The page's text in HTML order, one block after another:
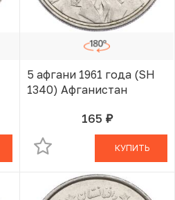
5 афгани 1961 года (SH
1340) Афганистан
165 руб.В КОРЗИНЕ
КУПИТЬ